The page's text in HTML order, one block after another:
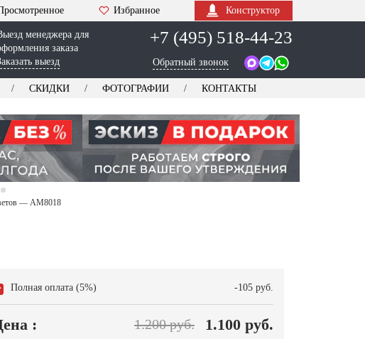
Избранное Конструктор
менеджера для
заказа
выезд
+7 (495) 518-44-23
Обратный звонок
СКИДКИ ФОТОГРАФИИ КОНТАКТЫ
— AM8018
Полная оплата (5%) -105 руб.
: 1.200 руб. 1.100 руб.